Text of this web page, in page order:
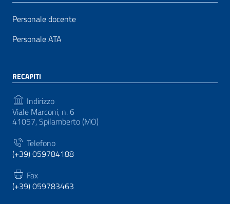
Personale docente
Personale ATA
RECAPITI
Indirizzo
Viale Marconi, n. 6
41057, Spilamberto (MO)
Telefono
(+39) 059784188
Fax
(+39) 059783463